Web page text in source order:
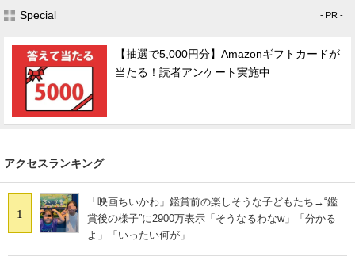
Special - PR -
【抽選で5,000円分】Amazonギフトカードが
当たる！読者アンケート実施中
アクセスランキング
1
「映画ちいかわ」鑑賞前の楽しそうな子どもたち→“鑑
賞後の様子”に2900万表示「そうなるわなw」「分かる
よ」「いったい何が」